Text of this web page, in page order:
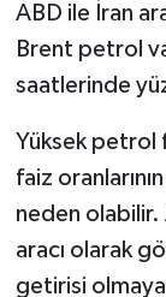
ABD ile İran
Brent petrol
saatlerinde
Yüksek petrol
faiz
neden olabilir.
aracı olarak
getirisi